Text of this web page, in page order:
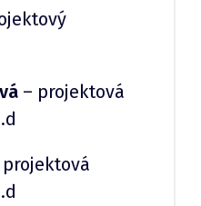
– projektová
projektová